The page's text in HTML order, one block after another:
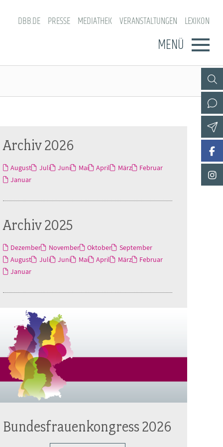
DBB.DE PRESSE MEDIATHEK VERANSTALTUNGEN LEXIKON
MENÜ
Archiv 2026
August Juli Juni Mai April März
Februar
Januar
Archiv 2025
Dezember November Oktober
September
August
Juli Juni Mai April März
Februar
Januar
Bundesfrauenkongress 2026